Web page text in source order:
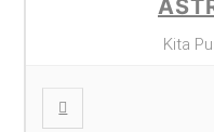
Kita